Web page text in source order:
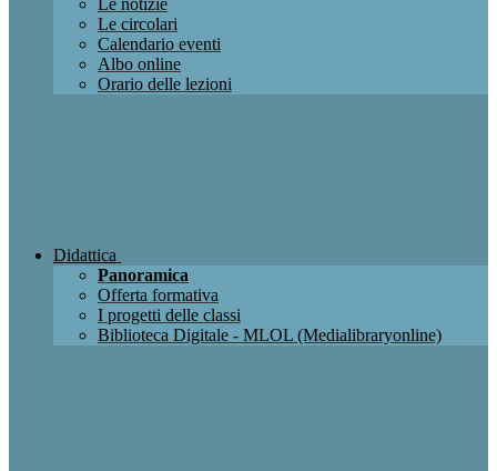
Le notizie
Le circolari
Calendario eventi
Albo online
Orario delle lezioni
Didattica
Panoramica
Offerta formativa
I progetti delle classi
Biblioteca Digitale - MLOL (Medialibraryonline)